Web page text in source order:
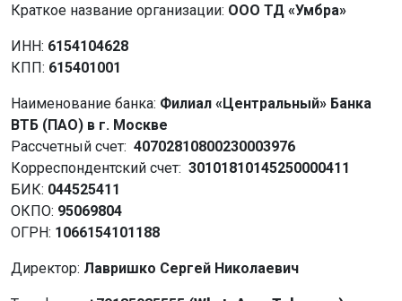
Краткое название организации: ООО ТД «Умбра»
ИНН: 6154104628
КПП: 615401001
Наименование банка: Филиал «Центральный» Банка
ВТБ (ПАО) в г. Москве
Рассчетный счет: 40702810800230003976
Корреспондентский счет: 30101810145250000411
БИК: 044525411
ОКПО: 95069804
ОГРН: 1066154101188
Директор: Лавришко Сергей Николаевич